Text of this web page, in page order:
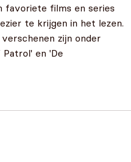
favoriete films en series
te krijgen in het lezen.
zijn onder
Patrol' en 'De